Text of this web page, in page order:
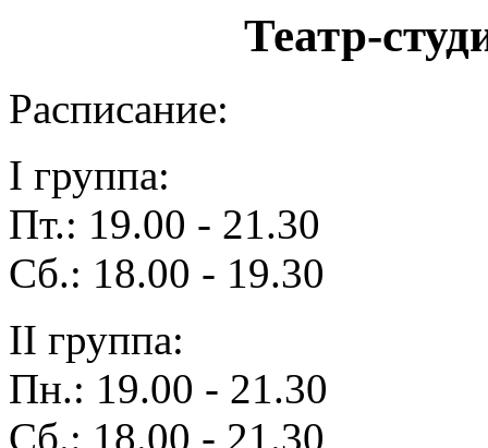
Театр-
Расписание:
I группа:
Пт.: 19.00 - 21.30
Сб.: 18.00 - 19.30
II группа:
Пн.: 19.00 - 21.30
Сб.: 18.00 - 21.30